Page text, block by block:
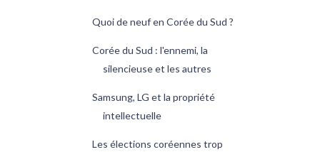
Quoi de neuf en Corée du Sud ?
Corée du Sud : l'ennemi, la
silencieuse et les autres
Samsung, LG et la propriété
intellectuelle
Les élections coréennes trop